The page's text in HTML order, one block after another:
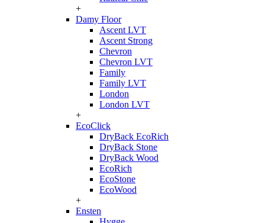
+
Damy Floor
Ascent LVT
Ascent Strong
Chevron
Chevron LVT
Family
Family LVT
London
London LVT
+
EcoClick
DryBack EcoRich
DryBack Stone
DryBack Wood
EcoRich
EcoStone
EcoWood
+
Ensten